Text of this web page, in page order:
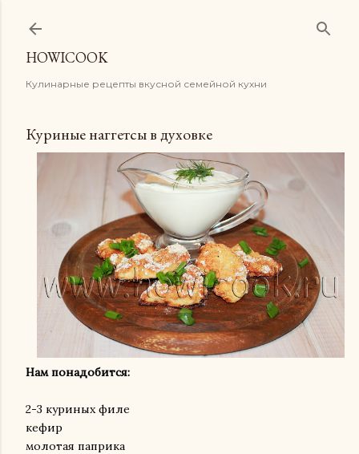
HOWICOOK
Кулинарные рецепты вкусной семейной кухни
Куриные наггетсы в духовке
Нам понадобится:
2-3 куриных филе
кефир
молотая паприка